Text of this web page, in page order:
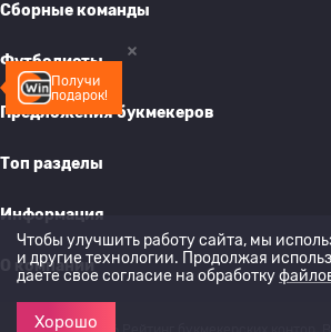
Получи
подарок!
Сборные команды
Футболисты
Предложения букмекеров
Топ разделы
Информация
О компании
Чтобы улучшить работу сайта, мы
и другие технологии. Продолжая
даете свое согласие на обработку
Хорошо